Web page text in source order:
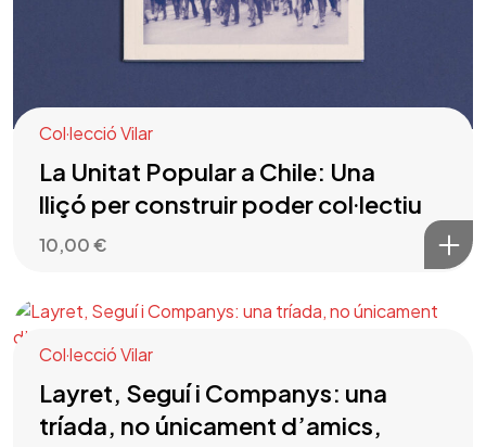
Col·lecció Vilar
La Unitat Popular a Chile: Una
lliçó per construir poder col·lectiu
10,00€
Col·lecció Vilar
Layret, Seguí i Companys: una
tríada, no únicament d’amics,